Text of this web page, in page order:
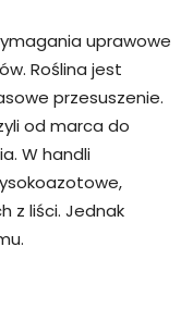
uprawowe
Roślina jest
przesuszenie.
od marca do
W handli
z liści. Jednak